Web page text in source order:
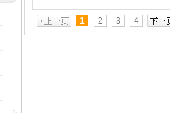
1 2 3 4